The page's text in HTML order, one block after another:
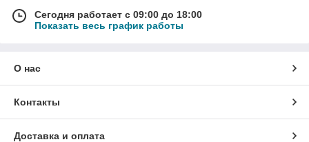
Сегодня работает с 09:00 до 18:00
Показать весь график работы
О нас
Контакты
Доставка и оплата